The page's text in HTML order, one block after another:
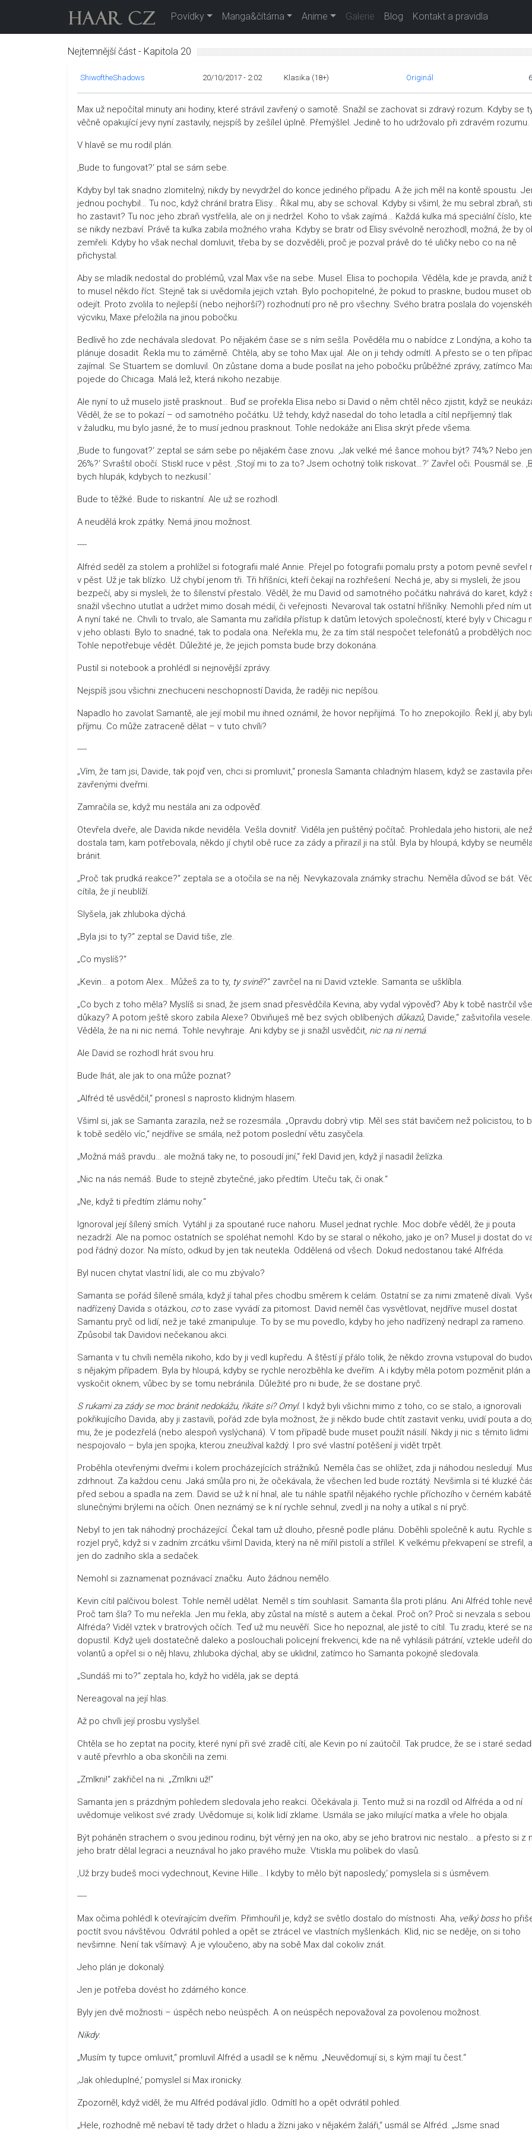
Povídky Manga&čítárna Anime Galerie Blog Kontakt a pravidla
Nejtemnější část - Kapitola 20
ShiwoftheShadows 20/10/2017 - 2:02 Klasika (18+) Originál 6
Max už nepočítal minuty ani hodiny, které strávil zavřený o samotě. Snažil se zachovat si zdravý rozum. Kdyby se
věčně opakující jevy nyní zastavily, nejspíš by zešílel úplně. Přemýšlel. Jedině to ho udržovalo při zdravém rozumu.
V hlavě se mu rodil plán.
‚Bude to fungovat?‘ ptal se sám sebe.
Kdyby byl tak snadno zlomitelný, nikdy by nevydržel do konce jediného případu. A že jich měl na kontě spoustu.
jednou pochybil… Tu noc, když chránil bratra Elisy… Říkal mu, aby se schoval. Kdyby si všiml, že mu sebral zbraň,
ho zastavit? Tu noc jeho zbraň vystřelila, ale on ji nedržel. Koho to však zajímá… Každá kulka má speciální číslo,
se nikdy nezbaví. Právě ta kulka zabila možného vraha. Kdyby se bratr od Elisy svévolně nerozhodl, možná, že by
zemřeli. Kdyby ho však nechal domluvit, třeba by se dozvěděli, proč je pozval právě do té uličky nebo co na ně
přichystal.
Aby se mladík nedostal do problémů, vzal Max vše na sebe. Musel. Elisa to pochopila. Věděla, kde je pravda, aniž
to musel někdo říct. Stejně tak si uvědomila jejich vztah. Bylo pochopitelné, že pokud to praskne, budou muset
odejít. Proto zvolila to nejlepší (nebo nejhorší?) rozhodnutí pro ně pro všechny. Svého bratra poslala do
výcviku, Maxe přeložila na jinou pobočku.
Bedlivě ho zde nechávala sledovat. Po nějakém čase se s ním sešla. Pověděla mu o nabídce z Londýna, a koho
plánuje dosadit. Řekla mu to záměrně. Chtěla, aby se toho Max ujal. Ale on ji tehdy odmítl. A přesto se o ten
zajímal. Se Stuartem se domluvil. On zůstane doma a bude posílat na jeho pobočku průběžné zprávy, zatímco
pojede do Chicaga. Malá lež, která nikoho nezabije.
Ale nyní to už muselo jistě prasknout… Buď se prořekla Elisa nebo si David o něm chtěl něco zjistit, když se
Věděl, že se to pokazí – od samotného počátku. Už tehdy, když nasedal do toho letadla a cítil nepříjemný tlak
v žaludku, mu bylo jasné, že to musí jednou prasknout. Tohle nedokáže ani Elisa skrýt přede všema.
‚Bude to fungovat?‘ zeptal se sám sebe po nějakém čase znovu. ‚Jak velké mé šance mohou být? 74%? Nebo jen
26%?‘ Svraštil obočí. Stiskl ruce v pěst. ‚Stojí mi to za to? Jsem ochotný tolik riskovat…?‘ Zavřel oči. Pousmál se.
bych hlupák, kdybych to nezkusil.‘
Bude to těžké. Bude to riskantní. Ale už se rozhodl.
A neudělá krok zpátky. Nemá jinou možnost.
----
Alfréd seděl za stolem a prohlížel si fotografii malé Annie. Přejel po fotografii pomalu prsty a potom pevně sevřel
v pěst. Už je tak blízko. Už chybí jenom tři. Tři hříšníci, kteří čekají na rozhřešení. Nechá je, aby si mysleli, že jsou
bezpečí, aby si mysleli, že to šílenství přestalo. Věděl, že mu David od samotného počátku nahrává do karet, když
snažil všechno ututlat a udržet mimo dosah médií, či veřejnosti. Nevaroval tak ostatní hříšníky. Nemohli před ním
A nyní také ne. Chvíli to trvalo, ale Samanta mu zařídila přístup k datům letových společností, které byly v Chicagu
v jeho oblasti. Bylo to snadné, tak to podala ona. Neřekla mu, že za tím stál nespočet telefonátů a probdělých
Tohle nepotřebuje vědět. Důležité je, že jejich pomsta bude brzy dokonána.
Pustil si notebook a prohlédl si nejnovější zprávy.
Nejspíš jsou všichni znechuceni neschopností Davida, že raději nic nepíšou.
Napadlo ho zavolat Samantě, ale její mobil mu ihned oznámil, že hovor nepřijímá. To ho znepokojilo. Řekl jí, aby
příjmu. Co může zatraceně dělat – v tuto chvíli?
----
„Vím, že tam jsi, Davide, tak pojď ven, chci si promluvit,“ pronesla Samanta chladným hlasem, když se zastavila
zavřenými dveřmi.
Zamračila se, když mu nestála ani za odpověď.
Otevřela dveře, ale Davida nikde neviděla. Vešla dovnitř. Viděla jen puštěný počítač. Prohledala jeho historii, ale
dostala tam, kam potřebovala, někdo jí chytil obě ruce za zády a přirazil ji na stůl. Byla by hloupá, kdyby se neuměla
bránit.
„Proč tak prudká reakce?“ zeptala se a otočila se na něj. Nevykazovala známky strachu. Neměla důvod se bát.
cítila, že jí neublíží.
Slyšela, jak zhluboka dýchá.
„Byla jsi to ty?“ zeptal se David tiše, zle.
„Co myslíš?“
„Kevin… a potom Alex… Můžeš za to ty, ty svině?“ zavrčel na ni David vztekle. Samanta se ušklíbla.
„Co bych z toho měla? Myslíš si snad, že jsem snad přesvědčila Kevina, aby vydal výpověď? Aby k tobě nastrčil
důkazy? A potom ještě skoro zabila Alexe? Obviňuješ mě bez svých oblíbených důkazů, Davide,“ zašvitořila vesele.
Věděla, že na ni nic nemá. Tohle nevyhraje. Ani kdyby se ji snažil usvědčit, nic na ni nemá.
Ale David se rozhodl hrát svou hru.
Bude lhát, ale jak to ona může poznat?
„Alfréd tě usvědčil,“ pronesl s naprosto klidným hlasem.
Všiml si, jak se Samanta zarazila, než se rozesmála. „Opravdu dobrý vtip. Měl ses stát bavičem než policistou, to
k tobě sedělo víc,“ nejdříve se smála, než potom poslední větu zasyčela.
„Možná máš pravdu… ale možná taky ne, to posoudí jiní,“ řekl David jen, když jí nasadil želízka.
„Nic na nás nemáš. Bude to stejně zbytečné, jako předtím. Uteču tak, či onak.“
„Ne, když ti předtím zlámu nohy.“
Ignoroval její šílený smích. Vytáhl ji za spoutané ruce nahoru. Musel jednat rychle. Moc dobře věděl, že ji pouta
nezadrží. Ale na pomoc ostatních se spoléhat nemohl. Kdo by se staral o někoho, jako je on? Musel ji dostat do
pod řádný dozor. Na místo, odkud by jen tak neutekla. Oddělená od všech. Dokud nedostanou také Alfréda.
Byl nucen chytat vlastní lidi, ale co mu zbývalo?
Samanta se pořád šíleně smála, když jí tahal přes chodbu směrem k celám. Ostatní se za nimi zmateně dívali.
nadřízený Davida s otázkou, coto zase vyvádí za pitomost. David neměl čas vysvětlovat, nejdříve musel dostat
Samantu pryč od lidí, než je také zmanipuluje. To by se mu povedlo, kdyby ho jeho nadřízený nedrapl za rameno.
Způsobil tak Davidovi nečekanou akci.
Samanta v tu chvíli neměla nikoho, kdo by ji vedl kupředu. A štěstí jí přálo tolik, že někdo zrovna vstupoval do
s nějakým případem. Byla by hloupá, kdyby se rychle nerozběhla ke dveřím. A i kdyby měla potom pozměnit plán a
vyskočit oknem, vůbec by se tomu nebránila. Důležité pro ni bude, že se dostane pryč.
S rukami za zády se moc bránit nedokážu, říkáte si? Omyl. I když byli všichni mimo z toho, co se stalo, a ignorovali
pokřikujícího Davida, aby ji zastavili, pořád zde byla možnost, že ji někdo bude chtít zastavit venku, uvidí pouta a
mu, že je podezřelá (nebo alespoň vyslýchaná). V tom případě bude muset použít násilí. Nikdy ji nic s těmito lidmi
nespojovalo – byla jen spojka, kterou zneužíval každý. I pro své vlastní potěšení ji vidět trpět.
Proběhla otevřenými dveřmi i kolem procházejících strážníků. Neměla čas se ohlížet, zda ji náhodou nesledují.
zdrhnout. Za každou cenu. Jaká smůla pro ni, že očekávala, že všechen led bude roztátý. Nevšimla si té kluzké
před sebou a spadla na zem. David se už k ní hnal, ale tu náhle spatřil nějakého rychle příchozího v černém
slunečnými brýlemi na očích. Onen neznámý se k ní rychle sehnul, zvedl ji na nohy a utíkal s ní pryč.
Nebyl to jen tak náhodný procházející. Čekal tam už dlouho, přesně podle plánu. Doběhli společně k autu. Rychle
rozjel pryč, když si v zadním zrcátku všiml Davida, který na ně mířil pistolí a střílel. K velkému překvapení se strefil,
jen do zadního skla a sedaček.
Nemohl si zaznamenat poznávací značku. Auto žádnou nemělo.
Kevin cítil palčivou bolest. Tohle neměl udělat. Neměl s tím souhlasit. Samanta šla proti plánu. Ani Alfréd tohle
Proč tam šla? To mu neřekla. Jen mu řekla, aby zůstal na místě s autem a čekal. Proč on? Proč si nevzala s sebou
Alfréda? Viděl vztek v bratrových očích. Teď už mu neuvěří. Sice ho nepoznal, ale jistě to cítil. Tu zradu, které se
dopustil. Když ujeli dostatečně daleko a poslouchali policejní frekvenci, kde na ně vyhlásili pátrání, vztekle udeřil do
volantů a opřel si o něj hlavu, zhluboka dýchal, aby se uklidnil, zatímco ho Samanta pokojně sledovala.
„Sundáš mi to?“ zeptala ho, když ho viděla, jak se deptá.
Nereagoval na její hlas.
Až po chvíli její prosbu vyslyšel.
Chtěla se ho zeptat na pocity, které nyní při své zradě cítí, ale Kevin po ní zaútočil. Tak prudce, že se i staré
v autě převrhlo a oba skončili na zemi.
„Zmlkni!“ zakřičel na ni. „Zmlkni už!“
Samanta jen s prázdným pohledem sledovala jeho reakci. Očekávala ji. Tento muž si na rozdíl od Alfréda a od ní
uvědomuje velikost své zrady. Uvědomuje si, kolik lidí zklame. Usmála se jako milující matka a vřele ho objala.
Být poháněn strachem o svou jedinou rodinu, být věrný jen na oko, aby se jeho bratrovi nic nestalo… a přesto si z
jeho bratr dělal legraci a neuznával ho jako pravého muže. Vtiskla mu polibek do vlasů.
‚Už brzy budeš moci vydechnout, Kevine Hille… I kdyby to mělo být naposledy,‘ pomyslela si s úsměvem.
----
Max očima pohlédl k otevírajícím dveřím. Přimhouřil je, když se světlo dostalo do místnosti. Aha, velký bossho
poctít svou návštěvou. Odvrátil pohled a opět se ztrácel ve vlastních myšlenkách. Klid, nic se neděje, on si toho
nevšimne. Není tak všímavý. A je vyloučeno, aby na sobě Max dal cokoliv znát.
Jeho plán je dokonalý.
Jen je potřeba dovést ho zdárného konce.
Byly jen dvě možnosti – úspěch nebo neúspěch. A on neúspěch nepovažoval za povolenou možnost.
Nikdy.
„Musím ty tupce omluvit,“ promluvil Alfréd a usadil se k němu. „Neuvědomují si, s kým mají tu čest.“
‚Jak ohleduplné,‘ pomyslel si Max ironicky.
Zpozorněl, když viděl, že mu Alfréd podával jídlo. Odmítl ho a opět odvrátil pohled.
„Hele, rozhodně mě nebaví tě tady držet o hladu a žízni jako v nějakém žaláři,“ usmál se Alfréd. „Jsme snad